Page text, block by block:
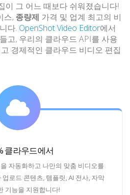
이 그 어느 때보다 쉬워졌습니다!
스, 종량제 가격 및 업계 최고의 비
다. OpenShot Video Editor에서
고, 우리의 클라우드 API를 사용
경제적인 클라우드 비디오 편집
클라우드에서
자동화하고 나만의 맞춤 비디오를
로드 콘텐츠, 템플릿, AI 전사, 자막
기능을 지원합니다!